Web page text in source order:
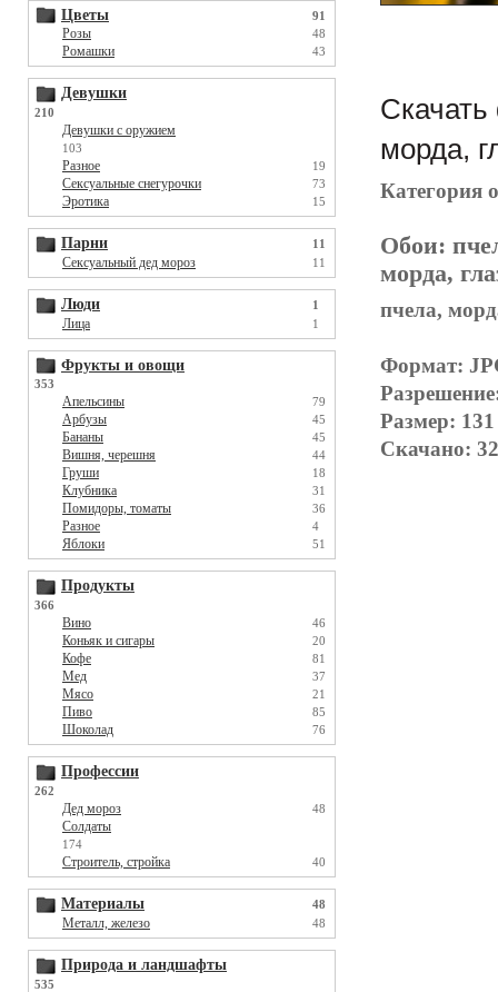
Цветы 91
Розы 48
Ромашки 43
Девушки
210
Девушки с оружием
103
Разное 19
Сексуальные снегурочки 73
Эротика 15
Парни 11
Сексуальный дед мороз 11
Люди 1
Лица 1
Фрукты и овощи
353
Апельсины 79
Арбузы 45
Бананы 45
Вишня, черешня 44
Груши 18
Клубника 31
Помидоры, томаты 36
Разное 4
Яблоки 51
Продукты
366
Вино 46
Коньяк и сигары 20
Кофе 81
Мед 37
Мясо 21
Пиво 85
Шоколад 76
Профессии
262
Дед мороз 48
Солдаты
174
Строитель, стройка 40
Материалы 48
Металл, железо 48
Природа и ландшафты
535
Скачать
морда,
Категория
Обои:
морда,
пчела,
Формат:
Размер:
Скачано: